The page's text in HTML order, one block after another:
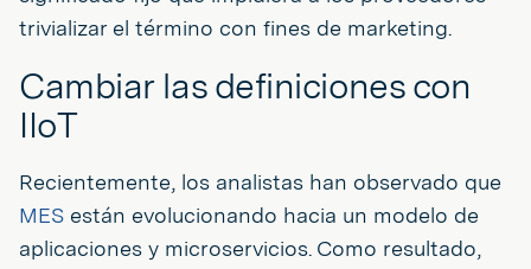
trivializar el término con fines de marketing.
Cambiar las definiciones con
IIoT
Recientemente, los analistas han observado que
MES están evolucionando hacia un modelo de
aplicaciones y microservicios. Como resultado,